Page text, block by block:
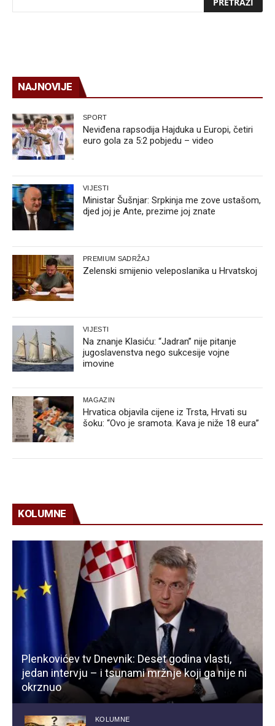
NAJNOVIJE
SPORT
Neviđena rapsodija Hajduka u Europi, četiri
euro gola za 5:2 pobjedu – video
VIJESTI
Ministar Šušnjar: Srpkinja me zove ustašom,
djed joj je Ante, prezime joj znate
PREMIUM SADRŽAJ
Zelenski smijenio veleposlanika u Hrvatskoj
VIJESTI
Na znanje Klasiću: “Jadran” nije pitanje
jugoslavenstva nego sukcesije vojne
imovine
MAGAZIN
Hrvatica objavila cijene iz Trsta, Hrvati su
šoku: “Ovo je sramota. Kava je niže 18 eura”
KOLUMNE
Plenkovićev tv Dnevnik: Deset godina vlasti,
jedan intervju – i tsunami mržnje koji ga nije ni
okrznuo
KOLUMNE